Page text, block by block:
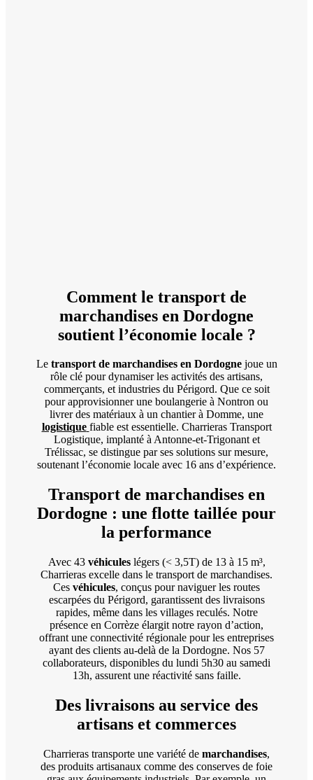
Comment le transport de
marchandises en Dordogne
soutient l’économie locale ?
Le transport de marchandises en Dordognejoue un
rôle clé pour dynamiser les activités des artisans,
commerçants, et industries du Périgord. Que ce soit
pour approvisionner une boulangerie à Nontron ou
livrer des matériaux à un chantier à Domme, une
logistique fiable est essentielle. Charrieras Transport
Logistique, implanté à Antonne-et-Trigonant et
Trélissac, se distingue par ses solutions sur mesure,
soutenant l’économie locale avec 16 ans d’expérience.
Transport de marchandises en
Dordogne : une flotte taillée pour
la performance
Avec 43 véhiculeslégers (< 3,5T) de 13 à 15 m³,
Charrieras excelle dans le transport de marchandises.
Ces véhicules, conçus pour naviguer les routes
escarpées du Périgord, garantissent des livraisons
rapides, même dans les villages reculés. Notre
présence en Corrèze élargit notre rayon d’action,
offrant une connectivité régionale pour les entreprises
ayant des clients au-delà de la Dordogne. Nos 57
collaborateurs, disponibles du lundi 5h30 au samedi
13h, assurent une réactivité sans faille.
Des livraisons au service des
artisans et commerces
Charrieras transporte une variété de marchandises,
des produits artisanaux comme des conserves de foie